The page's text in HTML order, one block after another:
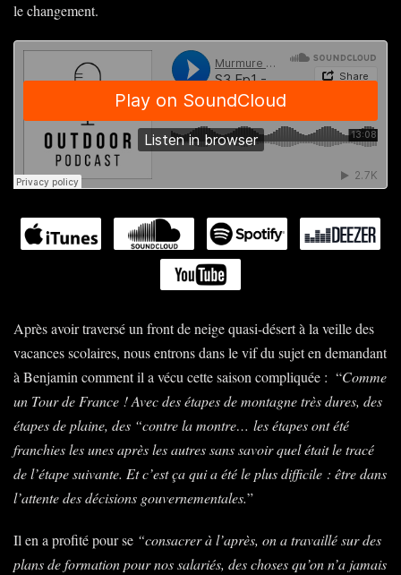
le changement.
Après avoir traversé un front de neige quasi-désert à la veille des
vacances scolaires, nous entrons dans le vif du sujet en demandant
à Benjamin comment il a vécu cette saison compliquée : “Comme
un Tour de France ! Avec des étapes de montagne très dures, des
étapes de plaine, des “contre la montre… les étapes ont été
franchies les unes après les autres sans savoir quel était le tracé
de l’étape suivante. Et c’est ça qui a été le plus difficile : être dans
l’attente des décisions gouvernementales.”
Il en a profité pour se “consacrer à l’après, on a travaillé sur des
plans de formation pour nos salariés, des choses qu’on n’a jamais